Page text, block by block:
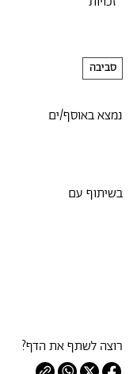
סביבה
נמצא באוסף/ים
בשיתוף עם
רוצה לשתף את הדף?